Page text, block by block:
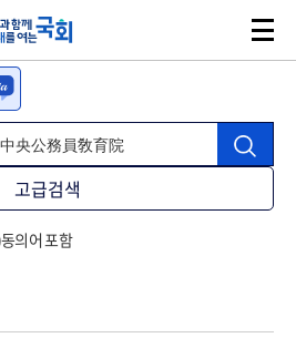
고급검색
동의어 포함